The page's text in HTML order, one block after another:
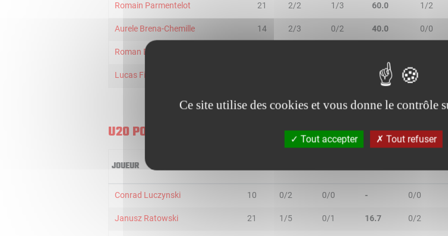
Romain Parmentelot 21 2/2 1/3 60.0 1/2
Aurele Brena-Chemille 14 2/3 0/2 40.0 0/0
Roman Domon
Lucas Fischer 100.0
U20 POLAND
JOUEUR
Conrad Luczynski 10 0/2 0/0 - 0/0
Janusz Ratowski 21 1/5 0/1 16.7 0/2
Ce site utilise des cookies et vous donne le contrôle
Tout accepter Tout refuser